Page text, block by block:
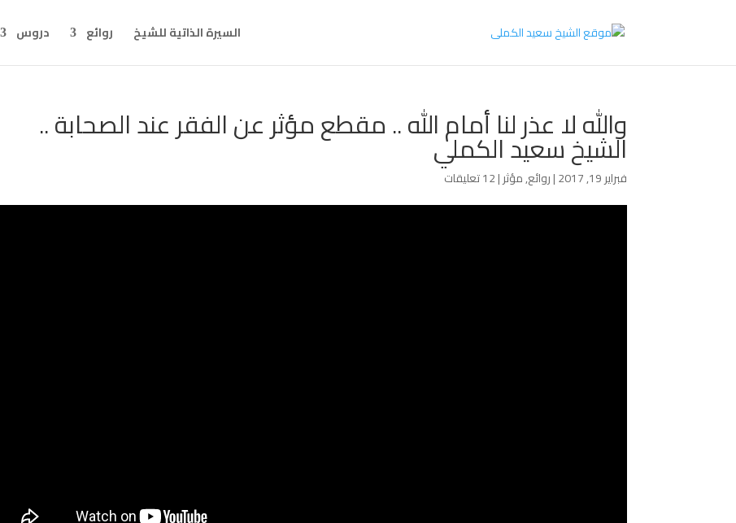
السيرة الذاتية للشيخ روائع دروس
والله لا عذر لنا أمام الله .. مقطع مؤثر عن الفقر عند الصحابة ..
الشيخ سعيد الكملي
فبراير 19, 2017 |روائع,مؤثر|12 تعليقات